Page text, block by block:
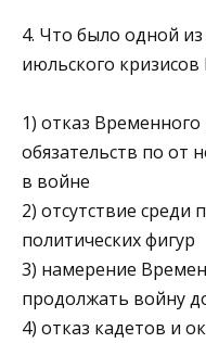
4. Что было одной
июльского
1) отказ
обязательств по от­
в войне
2) отсутствие
политических фигур
3) намерение
продолжать войну
4) отказ кадетов и